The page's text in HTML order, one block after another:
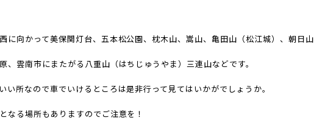
に向かって美保関灯台、五本松公園、枕木山、嵩山、亀田山（松江城）、朝日山
、雲南市にまたがる八重山（はちじゅうやま）三連山などです。
い所なので車でいけるところは是非行って見てはいかがでしょうか。
なる場所もありますのでご注意を！